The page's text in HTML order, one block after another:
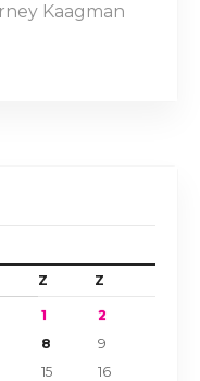
Kaagman
Z Z
1
2
8
9
15
16